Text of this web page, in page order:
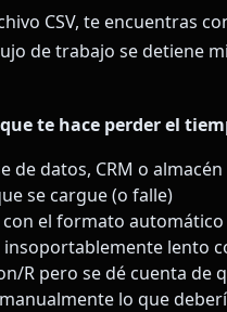
CSV, te encuentras
de trabajo se detiene
te hace perder el
de datos, CRM o
se cargue (o falle)
el formato automático
insoportablemente lento
R pero se dé cuenta de
lo que